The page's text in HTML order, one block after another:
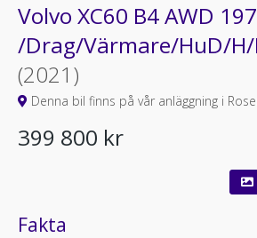
Volvo XC60 B4 AWD
/Drag/Värmare/HuD/
(2021)
Denna bil finns på vår anläggning i
399 800 kr
Fakta